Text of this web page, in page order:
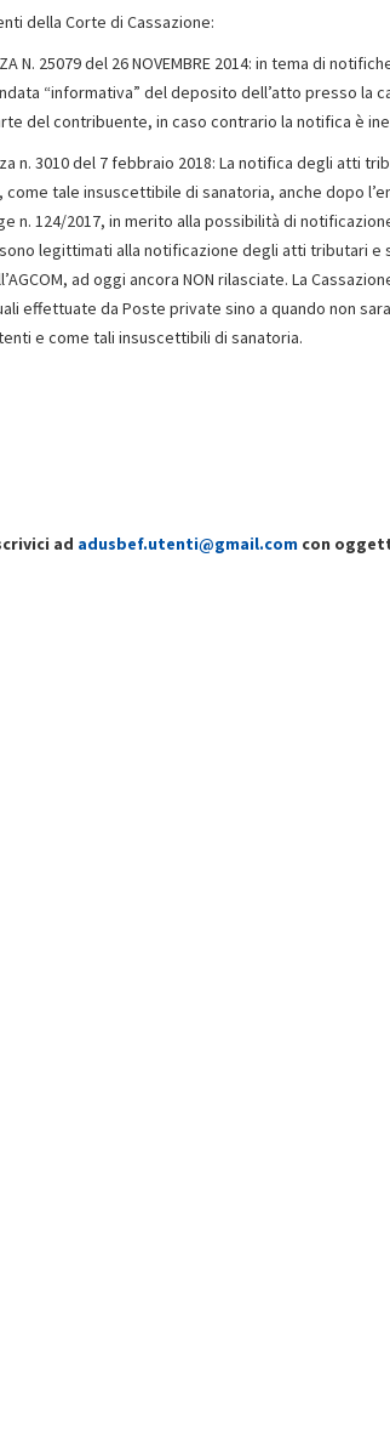
della Corte di Cassazione:
N. 25079 del 26 NOVEMBRE 2014: in tema di
“informativa” del deposito dell’atto presso la
del contribuente, in caso contrario la notifica è
n. 3010 del 7 febbraio 2018: La notifica degli atti
tale insuscettibile di sanatoria, anche dopo
n. 124/2017, in merito alla possibilità di
legittimati alla notificazione degli atti tributari e
ad oggi ancora NON rilasciate. La
effettuate da Poste private sino a quando non
e come tali insuscettibili di sanatoria.
ad adusbef.utenti@gmail.com con